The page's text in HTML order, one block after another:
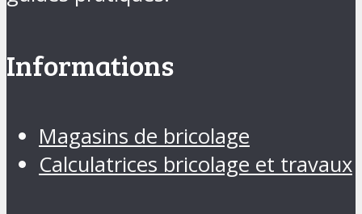
Informations
Magasins de bricolage
Calculatrices bricolage et travaux